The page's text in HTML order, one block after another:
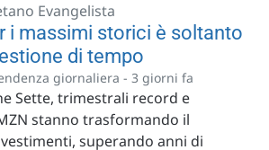
Evangelista
i massimi storici è soltanto
di tempo
giornaliera - 3 giorni fa
Sette, trimestrali record e
stanno trasformando il
superando anni di